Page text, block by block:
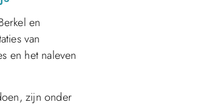
en
van
en het naleven
zijn onder